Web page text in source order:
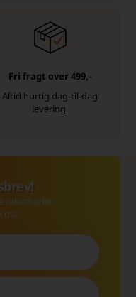
Fri fragt over 499,-
Altid hurtig dag-til-dag
levering.
rabatkoder,
os!